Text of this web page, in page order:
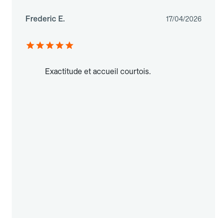
Frederic E. 17/04/2026
Exactitude et accueil courtois.